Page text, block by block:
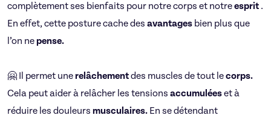
complètement ses bienfaits pour notre corps et notreesprit .
En effet, cette posture cache des avantages bien plus que
l’on nepense.
🤗 Il permet unerelâchementdes muscles de tout lecorps.
Cela peut aider à relâcher les tensions accumuléeset à
réduire les douleurs musculaires. En se détendant